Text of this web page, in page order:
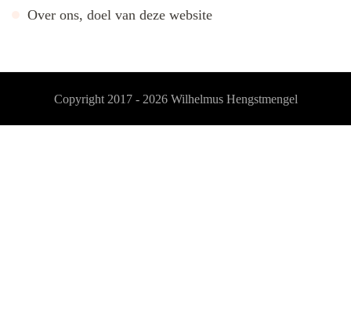
Over ons, doel van deze website
Copyright 2017 - 2026 Wilhelmus Hengstmengel